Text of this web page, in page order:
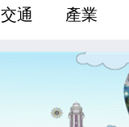
交通
產業